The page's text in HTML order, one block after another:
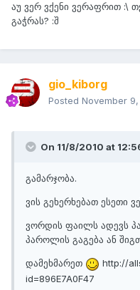
აუ ვერ ვქენი ვერაფრით :\
გაჭრას? :შ
gio_kiborg
Posted November 9,
On 11/8/2010 at
გამარჯობა.
ვის გეხერხებათ ესეთი
ვორდის ფაილს ადევს
პაროლის გაგება ან
დამეხმარეთ
http://
id=896E7A0F47